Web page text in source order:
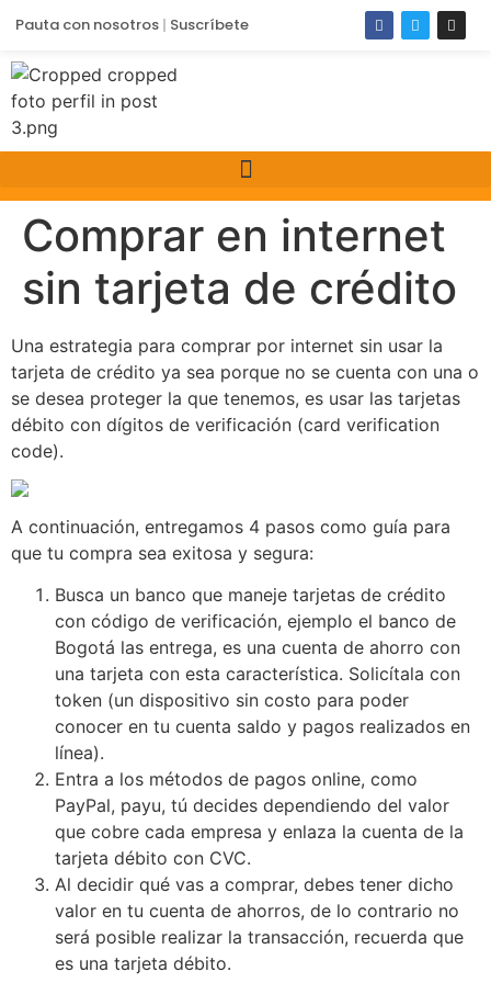
Pauta con nosotros Suscríbete
Comprar en internet
sin tarjeta de crédito
Una estrategia para comprar por internet sin usar la
tarjeta de crédito ya sea porque no se cuenta con una o
se desea proteger la que tenemos, es usar las tarjetas
débito con dígitos de verificación (card verification
code).
A continuación, entregamos 4 pasos como guía para
que tu compra sea exitosa y segura:
Busca un banco que maneje tarjetas de crédito
con código de verificación, ejemplo el banco de
Bogotá las entrega, es una cuenta de ahorro con
una tarjeta con esta característica. Solicítala con
token (un dispositivo sin costo para poder
conocer en tu cuenta saldo y pagos realizados en
línea).
Entra a los métodos de pagos online, como
PayPal, payu, tú decides dependiendo del valor
que cobre cada empresa y enlaza la cuenta de la
tarjeta débito con CVC.
Al decidir qué vas a comprar, debes tener dicho
valor en tu cuenta de ahorros, de lo contrario no
será posible realizar la transacción, recuerda que
es una tarjeta débito.